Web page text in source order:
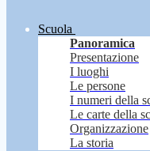
Scuola
Panoramica
Presentazione
I luoghi
Le persone
I numeri della
Le carte della
Organizzazione
La storia